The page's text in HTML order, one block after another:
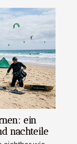
ein
nachteile